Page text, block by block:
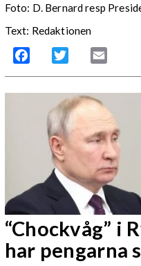
Foto: D. Bernard resp
Text: Redaktionen
Facebook Twitter
“Chockvåg” i
har pengarna